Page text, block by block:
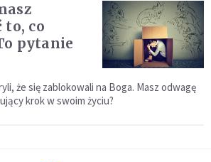
to, co
pytanie
że się zablokowali na Boga. Masz odwagę
krok w swoim życiu?